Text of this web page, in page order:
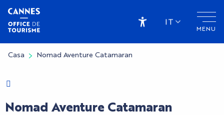
Aller
contenu
principal
MENU
Accessibilité
IT
Casa Nomad Aventure Catamaran
Nomad Aventure Catamaran
Charte Bienvenue à Cannes